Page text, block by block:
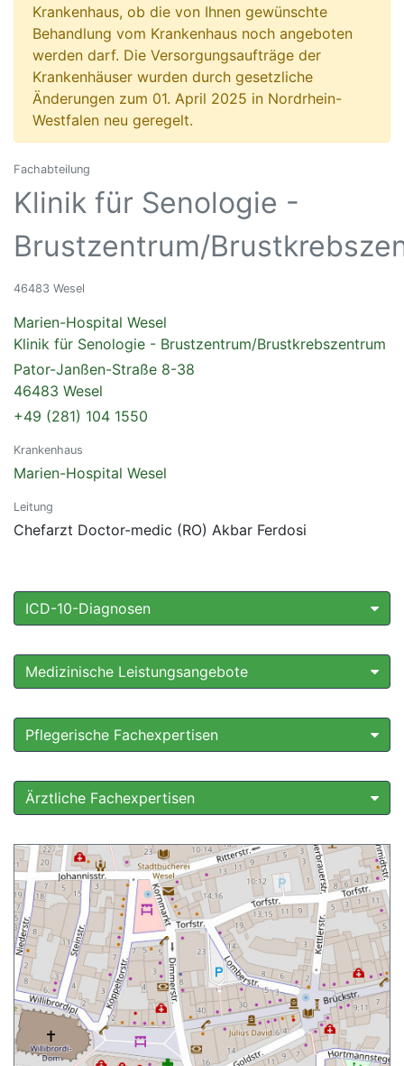
Krankenhaus, ob die von Ihnen gewünschte
Behandlung vom Krankenhaus noch angeboten
werden darf. Die Versorgungsaufträge der
Krankenhäuser wurden durch gesetzliche
Änderungen zum 01. April 2025 in Nordrhein-
Westfalen neu geregelt.
Fachabteilung
Klinik für Senologie -
Brustzentrum/
46483 Wesel
Marien-Hospital Wesel
Klinik für Senologie - Brustzentrum/Brustkrebszentrum
Pator-Janßen-Straße 8-38
46483 Wesel
+49 (281) 104 1550
Krankenhaus
Marien-Hospital Wesel
Leitung
Chefarzt Doctor-medic (RO) Akbar Ferdosi
ICD-10-Diagnosen
Medizinische Leistungsangebote
Pflegerische Fachexpertisen
Ärztliche Fachexpertisen